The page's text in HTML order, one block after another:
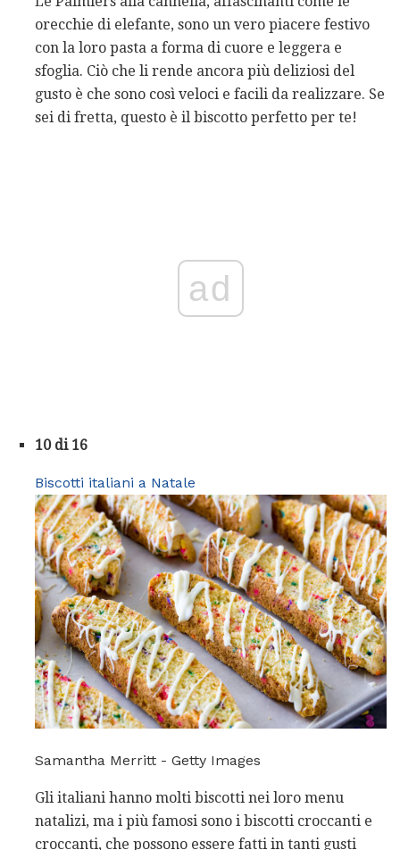
orecchie di elefante, sono un vero piacere festivo
con la loro pasta a forma di cuore e leggera e
sfoglia. Ciò che li rende ancora più deliziosi del
gusto è che sono così veloci e facili da realizzare. Se
sei di fretta, questo è il biscotto perfetto per te!
ad
10 di 16
Biscotti italiani a Natale
Samantha Merritt - Getty Images
Gli italiani hanno molti biscotti nei loro menu
natalizi, ma i più famosi sono i biscotti croccanti e
croccanti, che possono essere fatti in tanti gusti